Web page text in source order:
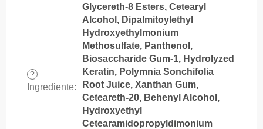
?
Ingrediente:
Glycereth-8 Esters, Cetearyl
Alcohol, Dipalmitoylethyl
Hydroxyethylmonium
Methosulfate, Panthenol,
Biosaccharide Gum-1, Hydrolyzed
Keratin, Polymnia Sonchifolia
Root Juice, Xanthan Gum,
Ceteareth-20, Behenyl Alcohol,
Hydroxyethyl
Cetearamidopropyldimonium